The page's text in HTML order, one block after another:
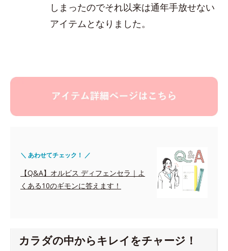
しまったのでそれ以来は通年手放せない
アイテムとなりました。
＼ あわせてチェック！ ／
【Q&A】オルビス ディフェンセラ｜よ
くある10のギモンに答えます！
カラダの中からキレイをチャージ！